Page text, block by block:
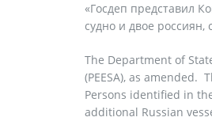
«Госдеп представил
судно и двое
The Department of
(PEESA), as
Persons identified in
additional Russian